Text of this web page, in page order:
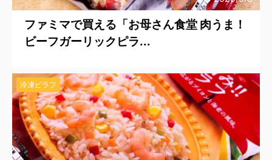
ファミマで買える「お母さん食堂 肉うま！
ビーフガーリックピラ...
冷凍ピラフ